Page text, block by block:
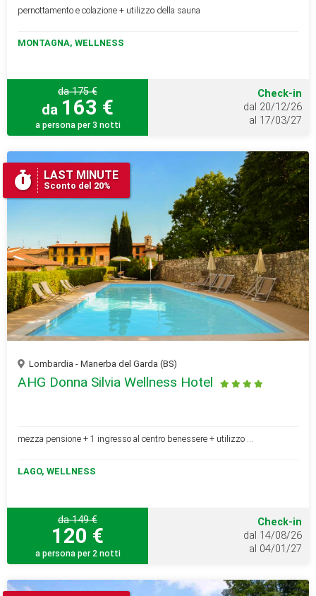
pernottamento e colazione + utilizzo della sauna
MONTAGNA, WELLNESS
da 175 €
da 163 €
a persona per 3 notti
Check-in
dal 20/12/26
al 17/03/27
LAST MINUTE
Sconto del 20%
Lombardia - Manerba del Garda (BS)
AHG Donna Silvia Wellness Hotel
mezza pensione + 1 ingresso al centro benessere + utilizzo ...
LAGO, WELLNESS
da 149 €
120 €
a persona per 2 notti
Check-in
dal 14/08/26
al 04/01/27